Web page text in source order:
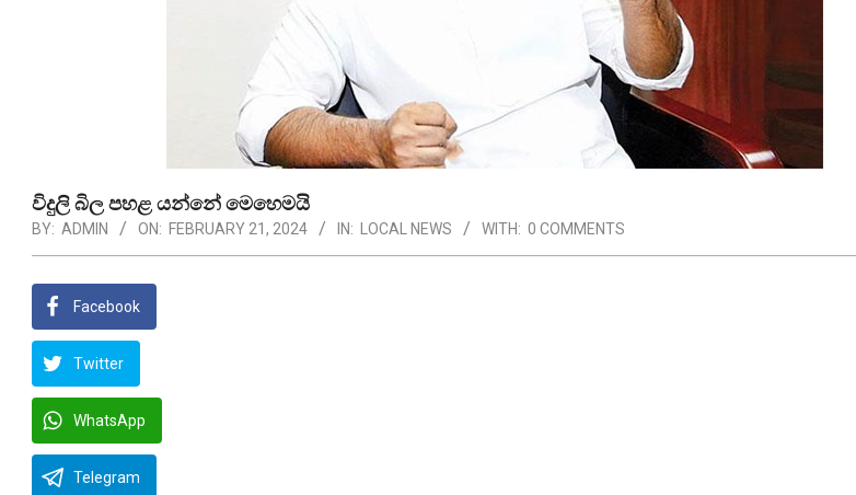
විදුලි බිල පහළ යන්නේ මෙහෙමයි
BY: ADMIN ON: FEBRUARY 21, 2024 IN: LOCAL NEWS WITH: 0 COMMENTS
Facebook
Twitter
WhatsApp
Telegram